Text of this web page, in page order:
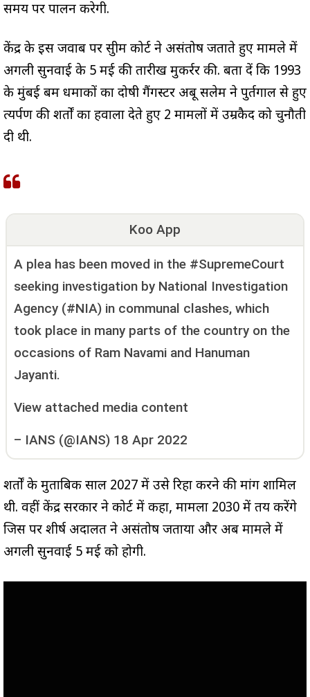
समय पर पालन करेगी.
केंद्र के इस जवाब पर सुप्रीम कोर्ट ने असंतोष जताते हुए मामले में
अगली सुनवाई के 5 मई की तारीख मुकर्रर की. बता दें कि 1993
के मुंबई बम धमाकों का दोषी गैंगस्टर अबू सलेम ने पुर्तगाल से हुए
प्रत्यर्पण की शर्तों का हवाला देते हुए 2 मामलों में उम्रकैद को चुनौती
दी थी.
Koo App
A plea has been moved in the #SupremeCourt
seeking investigation by National Investigation
Agency (#NIA) in communal clashes, which
took place in many parts of the country on the
occasions of Ram Navami and Hanuman
Jayanti.
View attached media content
– IANS (@IANS) 18 Apr 2022
शर्तों के मुताबिक साल 2027 में उसे रिहा करने की मांग शामिल
थी. वहीं केंद्र सरकार ने कोर्ट में कहा, मामला 2030 में तय करेंगे
जिस पर शीर्ष अदालत ने असंतोष जताया और अब मामले में
अगली सुनवाई 5 मई को होगी.